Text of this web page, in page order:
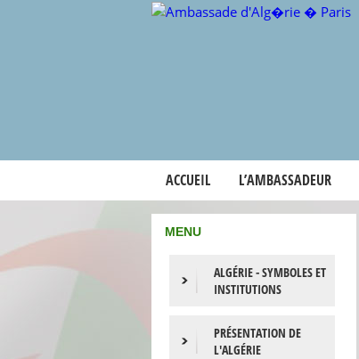
ACCUEIL L’AMBASSADEUR
MENU
ALGÉRIE - SYMBOLES ET
INSTITUTIONS
PRÉSENTATION DE
L'ALGÉRIE